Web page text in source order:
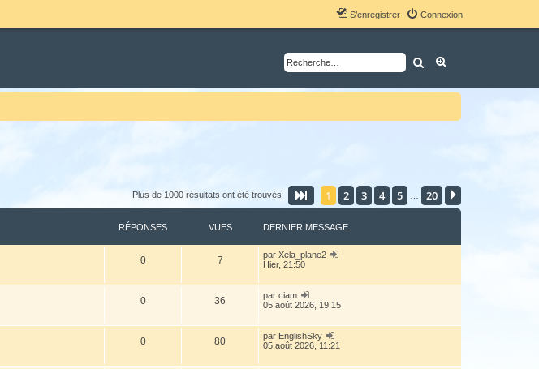
Connexion
S’enregistrer
Rechercher
Plus de 1000 résultats ont été trouvés Page sur20
1 2 3 4 5 20
RÉPONSES VUES DERNIER MESSAGE
0 7 par Xela_plane2
Hier, 21:50
0 36 par ciam
05 août 2026, 19:15
0 80 par EnglishSky
05 août 2026, 11:21